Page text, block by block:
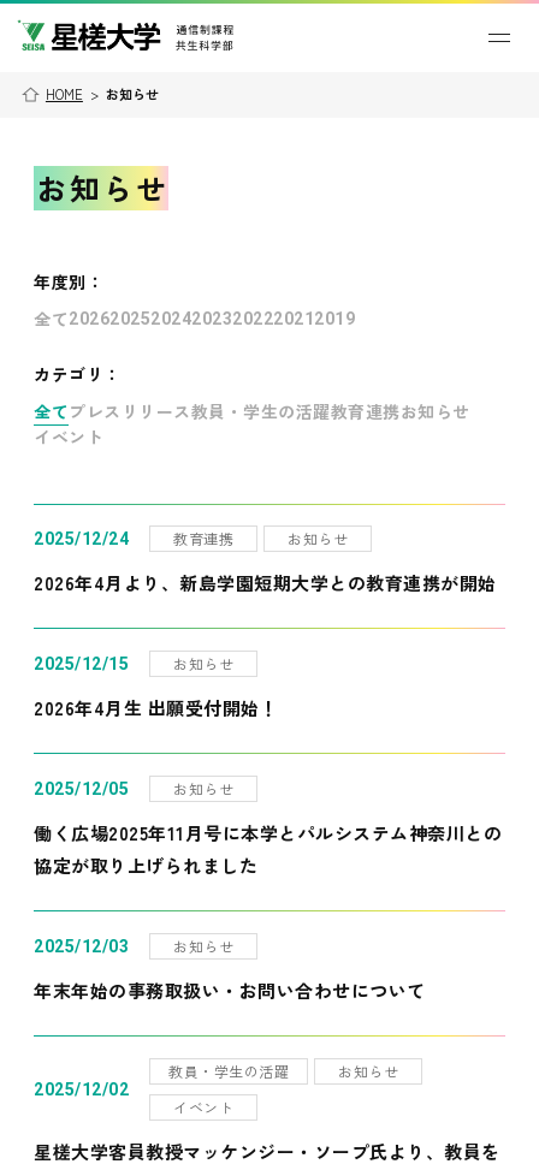
HOME > お知らせ
お知らせ
年度別 ：
全て202620252024202320222021 2019
カテゴリ：
全て プレスリリース教員・学生の活躍教育連携お知らせ
イベント
2025/12/24 教育連携 お知らせ
2026年4月より、新島学園短期大学との教育連携が開始
2025/12/15 お知らせ
2026年4月生 出願受付開始！
2025/12/05 お知らせ
働く広場2025年11月号に本学とパルシステム神奈川との
協定が取り上げられました
2025/12/03 お知らせ
年末年始の事務取扱い・お問い合わせについて
2025/12/02
教員・学生の活躍
お知らせ
イベント
星槎大学客員教授マッケンジー・ソープ氏より、教員を